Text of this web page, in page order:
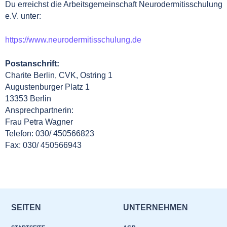
Du erreichst die Arbeitsgemeinschaft Neurodermitisschulung
e.V. unter:
https://www.neurodermitisschulung.de
Postanschrift:
Charite Berlin, CVK, Ostring 1
Augustenburger Platz 1
13353 Berlin
Ansprechpartnerin:
Frau Petra Wagner
Telefon: 030/ 450566823
Fax: 030/ 450566943
SEITEN UNTERNEHMEN